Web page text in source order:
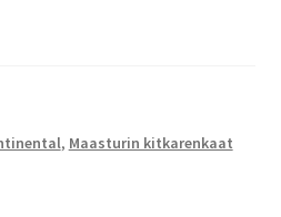
, Maasturin kitkarenkaat